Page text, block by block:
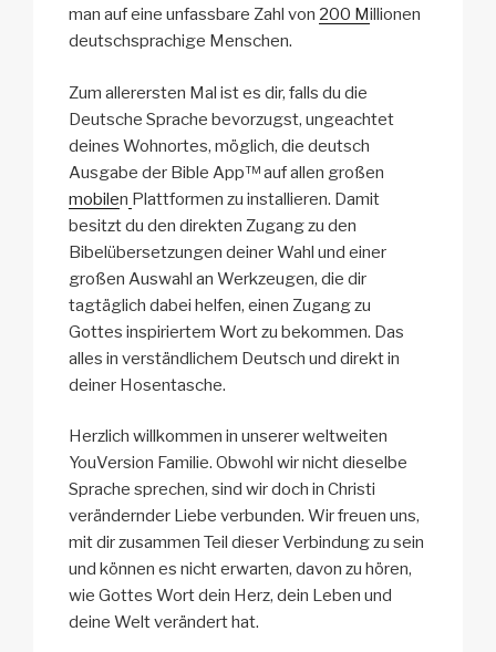
man auf eine unfassbare Zahl von 200 Millionen
deutschsprachige Menschen.
Zum allerersten Mal ist es dir, falls du die
Deutsche Sprache bevorzugst, ungeachtet
deines Wohnortes, möglich, die deutsch
Ausgabe der Bible App™ auf allen großen
mobilen Plattformen zu installieren. Damit
besitzt du den direkten Zugang zu den
Bibelübersetzungen deiner Wahl und einer
großen Auswahl an Werkzeugen, die dir
tagtäglich dabei helfen, einen Zugang zu
Gottes inspiriertem Wort zu bekommen. Das
alles in verständlichem Deutsch und direkt in
deiner Hosentasche.
Herzlich willkommen in unserer weltweiten
YouVersion Familie. Obwohl wir nicht dieselbe
Sprache sprechen, sind wir doch in Christi
verändernder Liebe verbunden. Wir freuen uns,
mit dir zusammen Teil dieser Verbindung zu sein
und können es nicht erwarten, davon zu hören,
wie Gottes Wort dein Herz, dein Leben und
deine Welt verändert hat.